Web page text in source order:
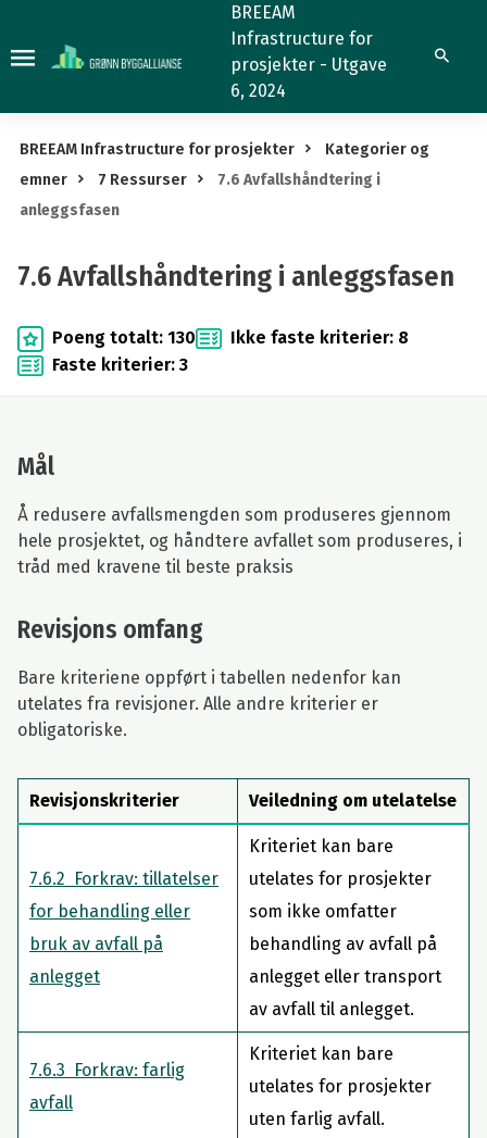
Avfallshåndtering
anleggsfasen
BREEAM
Infrastructure for
prosjekter - Utgave
6, 2024
Søk
BREEAM Infrastructure for prosjekter
Kategorier og
emner
7 Ressurser
7.6 Avfallshåndtering i
anleggsfasen
7.6 Avfallshåndtering i anleggsfasen
Poeng totalt: 130
Ikke faste kriterier: 8
Faste kriterier: 3
Mål
Å redusere avfallsmengden som produseres gjennom
hele prosjektet, og håndtere avfallet som produseres, i
tråd med kravene til beste praksis
Revisjons omfang
Bare kriteriene oppført i tabellen nedenfor kan
utelates fra revisjoner. Alle andre kriterier er
obligatoriske.
Revisjonskriterier Veiledning om utelatelse
7.6.2 Forkrav: tillatelser
for behandling eller
bruk av avfall på
anlegget
Kriteriet kan bare
utelates for prosjekter
som ikke omfatter
behandling av avfall på
anlegget eller transport
av avfall til anlegget.
7.6.3 Forkrav: farlig
avfall
Kriteriet kan bare
utelates for prosjekter
uten farlig avfall.